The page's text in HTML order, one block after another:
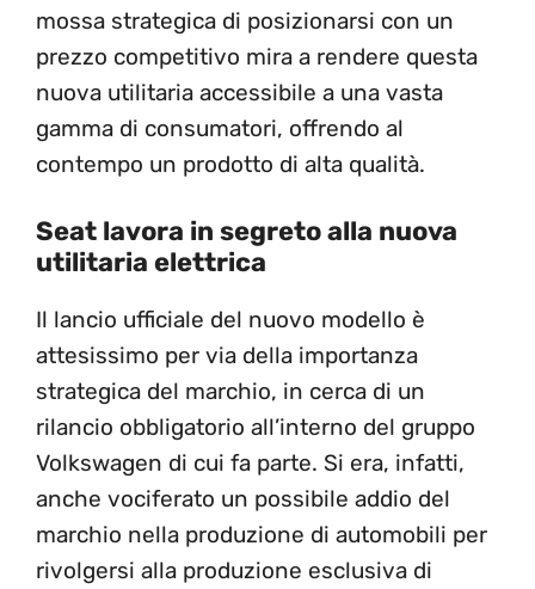
mossa strategica di posizionarsi con un
prezzo competitivo mira a rendere questa
nuova utilitaria accessibile a una vasta
gamma di consumatori, offrendo al
contempo un prodotto di alta qualità.
Seat lavora in segreto alla nuova
utilitaria elettrica
Il lancio ufficiale del nuovo modello è
attesissimo per via della importanza
strategica del marchio, in cerca di un
rilancio obbligatorio all’interno del gruppo
Volkswagen di cui fa parte. Si era, infatti,
anche vociferato un possibile addio del
marchio nella produzione di automobili per
rivolgersi alla produzione esclusiva di